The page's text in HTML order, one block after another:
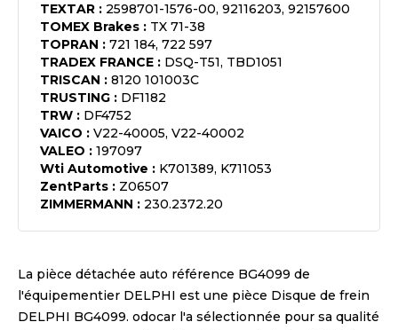
TEXTAR : 2598701-1576-00, 92116203, 92157600
TOMEX Brakes : TX 71-38
TOPRAN : 721 184, 722 597
TRADEX FRANCE : DSQ-T51, TBD1051
TRISCAN : 8120 101003C
TRUSTING : DF1182
TRW : DF4752
VAICO : V22-40005, V22-40002
VALEO : 197097
Wti Automotive : K701389, K711053
ZentParts : Z06507
ZIMMERMANN : 230.2372.20
La pièce détachée auto référence BG4099 de
l'équipementier DELPHI est une pièce Disque de frein
DELPHI BG4099. odocar l'a sélectionnée pour sa qualité